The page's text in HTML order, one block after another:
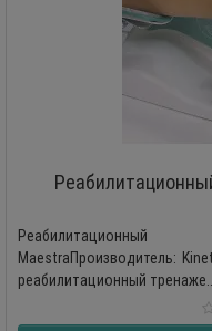
MaestraПроизводитель:
реабилитационный тренаже..